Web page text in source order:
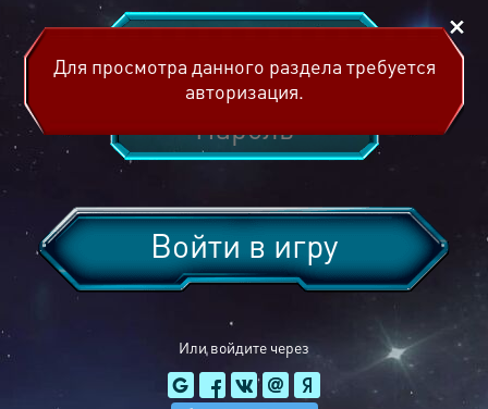
Или войдите через
Войти в игру
Для просмотра данного раздела требуется
авторизация.